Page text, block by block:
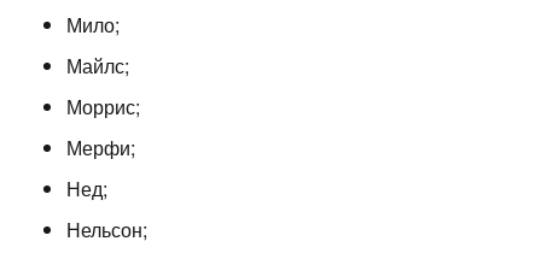
Мило;
Майлс;
Моррис;
Мерфи;
Нед;
Нельсон;